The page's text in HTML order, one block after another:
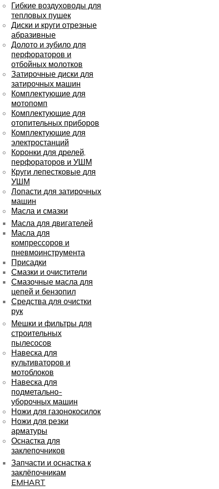
Гибкие воздуховоды для
тепловых пушек
Диски и круги отрезные
абразивные
Долото и зубило для
перфораторов и
отбойных молотков
Затирочные диски для
затирочных машин
Комплектующие для
мотопомп
Комплектующие для
отопительных приборов
Комплектующие для
электростанций
Коронки для дрелей,
перфораторов и УШМ
Круги лепестковые для
УШМ
Лопасти для затирочных
машин
Масла и смазки
Масла для двигателей
Масла для
компрессоров и
пневмоинструмента
Присадки
Смазки и очистители
Смазочные масла для
цепей и бензопил
Средства для очистки
рук
Мешки и фильтры для
строительных
пылесосов
Навеска для
культиваторов и
мотоблоков
Навеска для
подметально-
уборочных машин
Ножи для газонокосилок
Ножи для резки
арматуры
Оснастка для
заклепочников
Запчасти и оснастка к
заклёпочникам
EMHART